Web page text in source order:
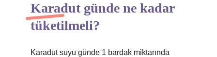
Karadut günde ne kadar
tüketilmeli?
Karadut suyu günde 1 bardak miktarında